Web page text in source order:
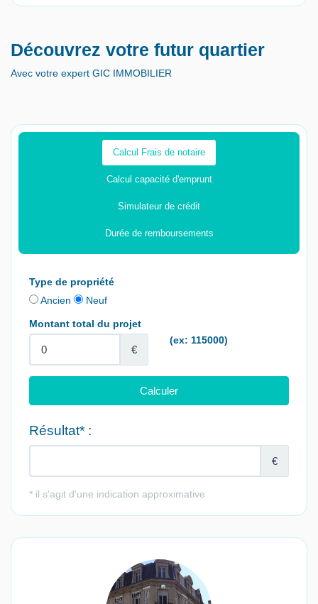
Découvrez votre futur quartier
Avec votre expert GIC IMMOBILIER
Calcul Frais de notaire
Calcul capacité d'emprunt
Simulateur de crédit
Durée de remboursements